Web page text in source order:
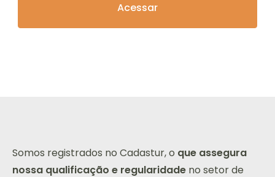
Somos registrados no Cadastur, o que assegura
nossa qualificação e regularidade no setor de